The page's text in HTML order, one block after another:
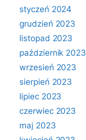
styczeń 2024
grudzień 2023
listopad 2023
październik 2023
wrzesień 2023
sierpień 2023
lipiec 2023
czerwiec 2023
maj 2023